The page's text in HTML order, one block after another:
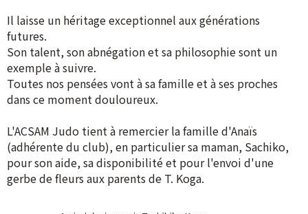
Il laisse un héritage exceptionnel aux générations
futures.
Son talent, son abnégation et sa philosophie sont un
exemple à suivre.
Toutes nos pensées vont à sa famille et à ses proches
dans ce moment douloureux.
L'ACSAM Judo tient à remercier la famille d'Anaïs
(adhérente du club), en particulier sa maman, Sachiko,
pour son aide, sa disponibilité et pour l'envoi d'une
gerbe de fleurs aux parents de T. Koga.